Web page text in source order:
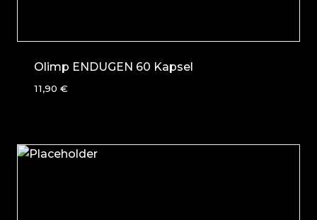
Olimp ENDUGEN 60 Kapsel
11,90 €